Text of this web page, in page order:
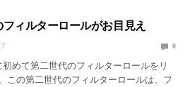
ィルターロールがお目見え
0
めて第二世代のフィルターロールをリ
この第二世代のフィルターロールは、フ